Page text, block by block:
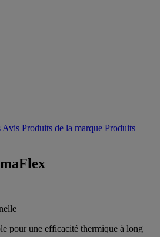
Avis Produits de la marque Produits
pour une efficacité thermique à long